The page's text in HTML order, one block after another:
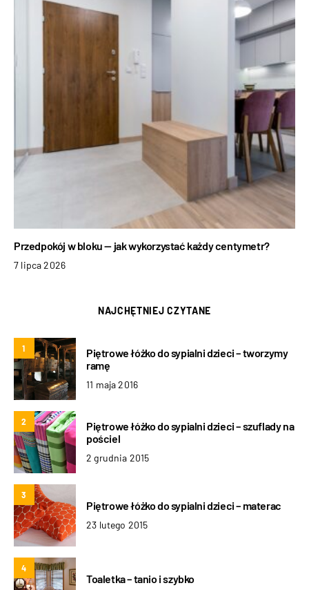
Przedpokój w bloku — jak wykorzystać każdy centymetr?
7 lipca 2026
NAJCHĘTNIEJ CZYTANE
1
Piętrowe łóżko do sypialni dzieci – tworzymy
ramę
11 maja 2016
2
Piętrowe łóżko do sypialni dzieci – szuflady na
pościel
2 grudnia 2015
3
Piętrowe łóżko do sypialni dzieci – materac
23 lutego 2015
4
Toaletka – tanio i szybko